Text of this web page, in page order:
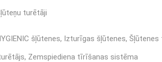
turētāji
šļūtenes, Izturīgas šļūtenes, Šļūtenes
, Zemspiediena tīrīšanas sistēma